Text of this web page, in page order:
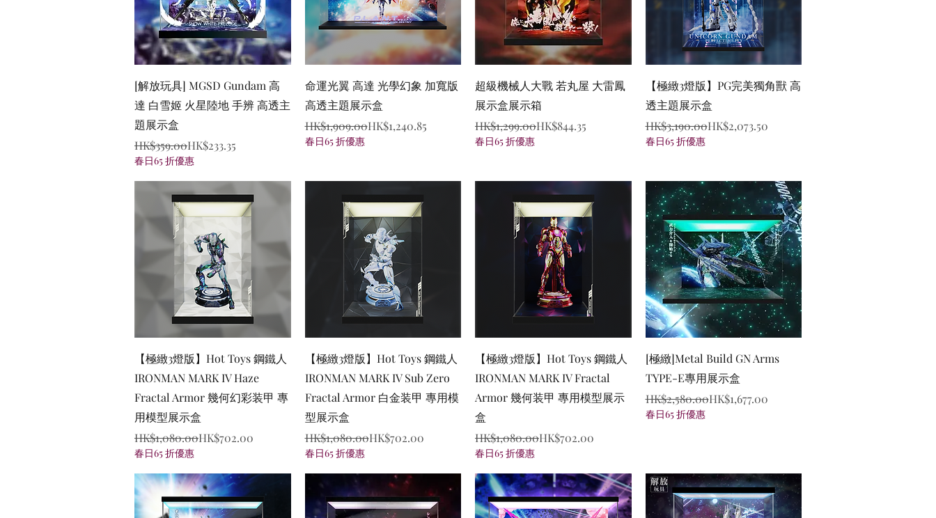
Quick View
[解放玩具] MGSD Gundam 高
達 白雪姬 火星陸地 手辨 高透主
題展示盒
Regular Price
HK$359.00
Sale Price HK$233.35
春日65 折優惠
Quick View
命運光翼 高達 光學幻象 加寬版
高透主題展示盒
Regular Price
HK$1,909.00
Sale Price HK$1,240.85
春日65 折優惠
Quick View
超級機械人大戰 若丸屋 大雷鳳
展示盒展示箱
Regular Price
HK$1,299.00
Sale Price HK$844.35
春日65 折優惠
Quick View
【極緻3燈版】PG完美獨角獸 高
透主題展示盒
Regular Price
HK$3,190.00
Sale Price HK$2,073.50
春日65 折優惠
Quick View
【極緻3燈版】Hot Toys 鋼鐵人
IRONMAN MARK IV Haze
Fractal Armor 幾何幻彩装甲 專
用模型展示盒
Regular Price
HK$1,080.00
Sale Price HK$702.00
春日65 折優惠
Quick View
【極緻3燈版】Hot Toys 鋼鐵人
IRONMAN MARK IV Sub Zero
Fractal Armor 白金装甲 專用模
型展示盒
Regular Price
HK$1,080.00
Sale Price HK$702.00
春日65 折優惠
Quick View
【極緻3燈版】Hot Toys 鋼鐵人
IRONMAN MARK IV Fractal
Armor 幾何装甲 專用模型展示
盒
Regular Price
HK$1,080.00
Sale Price HK$702.00
春日65 折優惠
Quick View
[極緻]Metal Build GN Arms
TYPE-E專用展示盒
Regular Price
HK$2,580.00
Sale Price HK$1,677.00
春日65 折優惠